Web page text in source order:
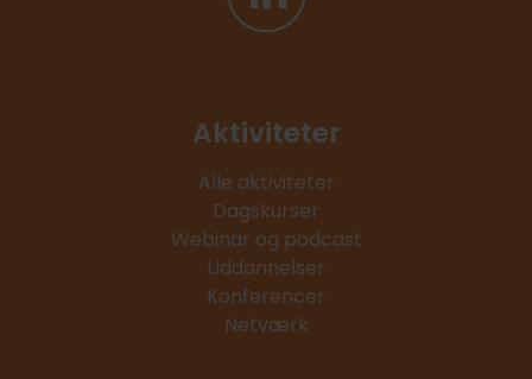
Aktiviteter
Alle aktiviteter
Dagskurser
Webinar og podcast
Uddannelser
Konferencer
Netværk